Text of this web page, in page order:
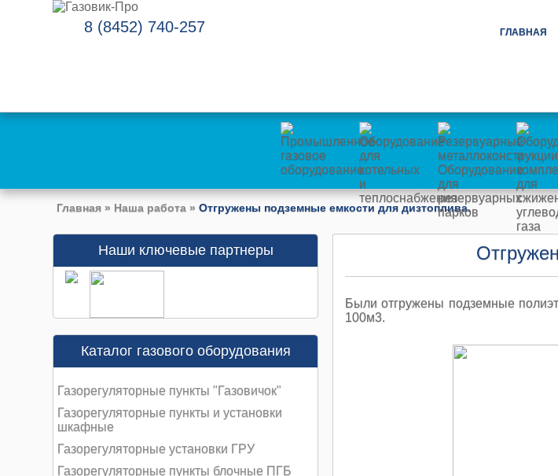
8 (8452) 740-257 ГЛАВНАЯ
Главная » Наша работа »Отгружены подземные емкости для дизтоплива.
Наши ключевые партнеры
Каталог газового оборудования
Газорегуляторные пункты "Газовичок"
Газорегуляторные пункты и установки
шкафные
Газорегуляторные установки ГРУ
Газорегуляторные пункты блочные ПГБ
Были отгружены подземные
100м3.